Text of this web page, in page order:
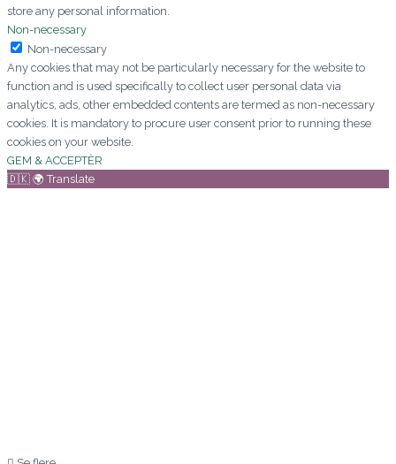
store any personal information.
Non-necessary
Non-necessary
Any cookies that may not be particularly necessary for the website to
function and is used specifically to collect user personal data via
analytics, ads, other embedded contents are termed as non-necessary
cookies. It is mandatory to procure user consent prior to running these
cookies on your website.
GEM & ACCEPTÈR
🇩🇰 🌍 Translate